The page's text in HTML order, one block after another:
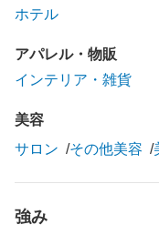
ホテル
アパレル・物販
インテリア・雑貨
美容
サロン
その他美容
強み